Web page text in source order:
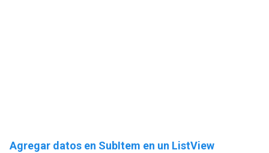
Agregar datos en SubItem en un ListView